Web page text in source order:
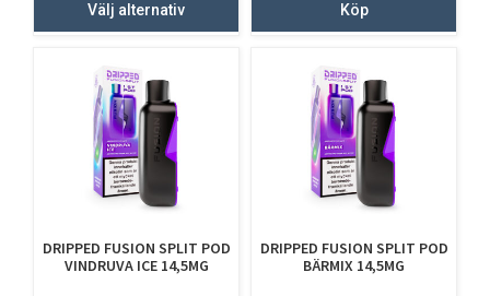
Välj alternativ Köp
DRIPPED FUSION SPLIT POD
VINDRUVA ICE 14,5MG
DRIPPED FUSION SPLIT POD
BÄRMIX 14,5MG